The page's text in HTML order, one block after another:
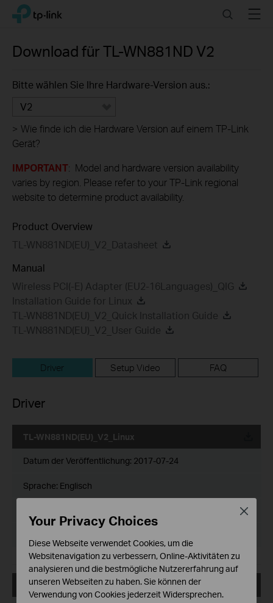
Click
navigation
TP-Link, Reliably Smart SearchMenu
Download fürTL-WN881ND V2
Bitte wählen Sie Ihre Hardware-Version aus.:
V2
> Wie finde ich die Hardware Version auf einem TP-Link
Gerät?
IMPORTANT: Model and hardware version availability
varies by region. Please refer to your TP-Link regional
website to determine product availability.
Product Overview
TL-WN881ND(EU)_V2_Datasheet
Manual
Wireless PCI(-E) Adapter (EU2-16Languages)_QIG
Installation Guide for Linux
TL-WN881ND(EU)_V2_Quick Installation Guide
TL-WN881ND(EU)_V2_User Guide
Driver Setup Video FAQ
Driver
TL-WN881ND(EU)_V2_Linux
Datum der Veröffentlichung: 2017-07-24
Sprache: Englisch
TL-WN881ND(EU)_V2_180118_Win
Your Privacy Choices
Diese Webseite verwendet Cookies, um die
Websitenavigation zu verbessern, Online-Aktivitäten zu
analysieren und die bestmögliche Nutzererfahrung auf
unseren Webseiten zu haben. Sie können der
Verwendung von Cookies jederzeit Widersprechen.
Close